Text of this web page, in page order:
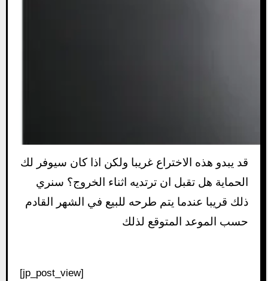
قد يبدو هذه الاختراع غريبا ولكن اذا كان سيوفر لك
الحماية هل تقبل ان ترتديه اثناء الخروج؟ سنري
ذلك قريبا عندما يتم طرحه للبيع في الشهر القادم
حسب الموعد المتوقع لذلك
[jp_post_view]